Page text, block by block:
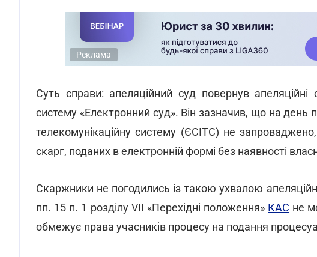
Реклама
Суть справи: апеляційний суд повернув
систему «Електронний суд». Він зазначив, що на день
телекомунікаційну систему (ЄСІТС) не
скарг, поданих в електронній формі без наявності
Скаржники не погодились із такою ухвалою
пп. 15 п. 1 розділу VІІ «Перехідні положення» КАС не
обмежує права учасників процесу на подання